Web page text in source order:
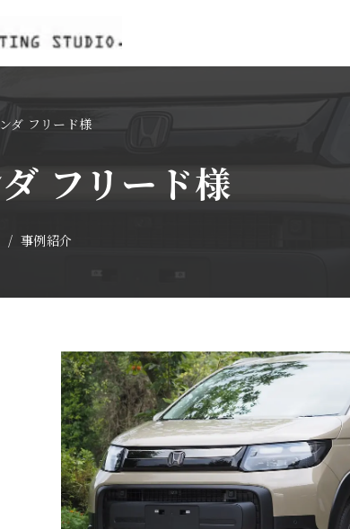
ダ フリード様
フリード様
事例紹介